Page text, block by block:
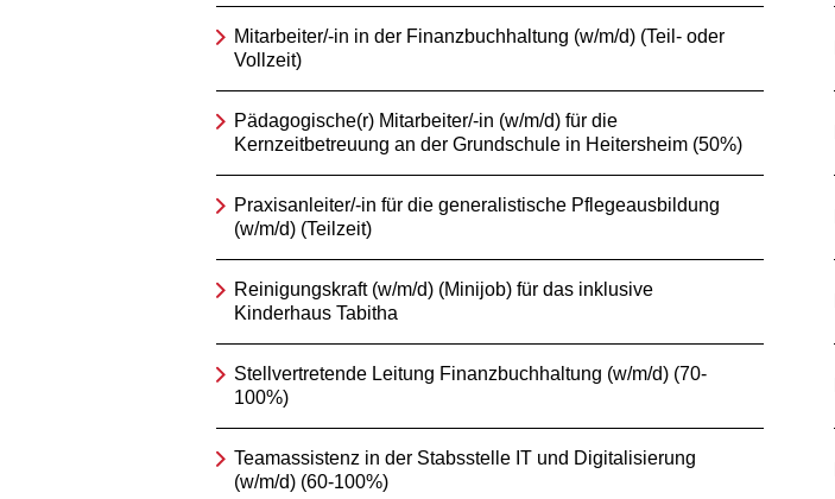
Mitarbeiter/-in in der Finanzbuchhaltung (w/m/d) (Teil- oder
Vollzeit)
Pädagogische(r) Mitarbeiter/-in (w/m/d) für die
Kernzeitbetreuung an der Grundschule in Heitersheim (50%)
Praxisanleiter/-in für die generalistische Pflegeausbildung
(w/m/d) (Teilzeit)
Reinigungskraft (w/m/d) (Minijob) für das inklusive
Kinderhaus Tabitha
Stellvertretende Leitung Finanzbuchhaltung (w/m/d) (70-
100%)
Teamassistenz in der Stabsstelle IT und Digitalisierung
(w/m/d) (60-100%)